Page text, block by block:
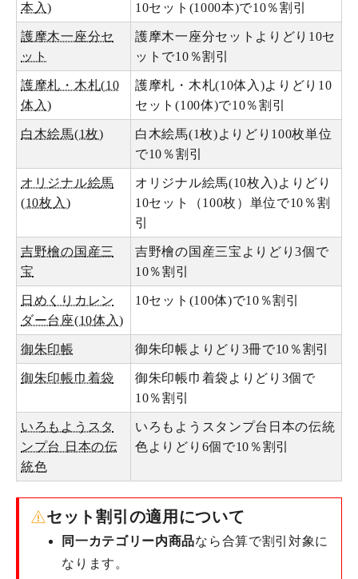
本入) 10セット(1000本)で10％割引
護摩木一座分セ
ット
護摩木一座分セットよりどり10セ
ットで10％割引
護摩札・木札(10
体入)
護摩札・木札(10体入)よりどり10
セット(100体)で10％割引
白木絵馬(1枚)
白木絵馬(1枚)よりどり100枚単位
で10％割引
オリジナル絵馬
(10枚入)
オリジナル絵馬(10枚入)よりどり
10セット（100枚）単位で10％割
引
吉野檜の国産三
宝
吉野檜の国産三宝よりどり3個で
10％割引
日めくりカレン
ダー台座(10体入)
10セット(100体)で10％割引
御朱印帳 御朱印帳よりどり3冊で10％割引
御朱印帳巾着袋
御朱印帳巾着袋よりどり3個で
10％割引
いろもようスタ
ンプ台 日本の伝
統色
いろもようスタンプ台日本の伝統
色よりどり6個で10％割引
セット割引の適用について
同一カテゴリー内商品なら合算で割引対象に
なります。